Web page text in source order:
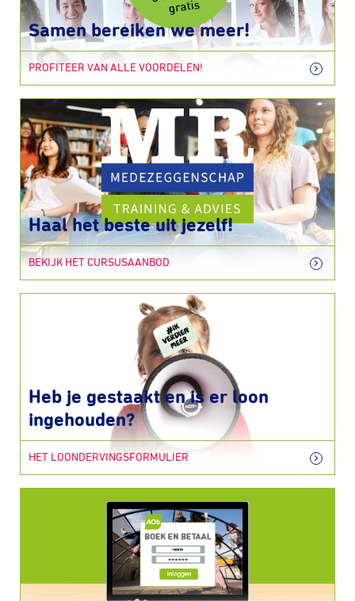
Samen bereiken we meer!
PROFITEER VAN ALLE VOORDELEN!
Haal het beste uit jezelf!
BEKIJK HET CURSUSAANBOD
Heb je gestaakt en is er loon
ingehouden?
HET LOONDERVINGSFORMULIER